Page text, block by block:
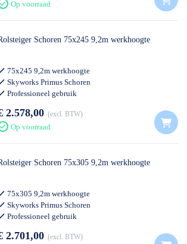
Op voorraad
Schoren 75x245 9,2m werkhoogte
75x245 9,2m werkhoogte
Skyworks Primus Schoren
Professioneel gebruik
2.578,00 excl. BTW
Op voorraad
Schoren 75x305 9,2m werkhoogte
75x305 9,2m werkhoogte
Skyworks Primus Schoren
Professioneel gebruik
2.701,00 excl. BTW